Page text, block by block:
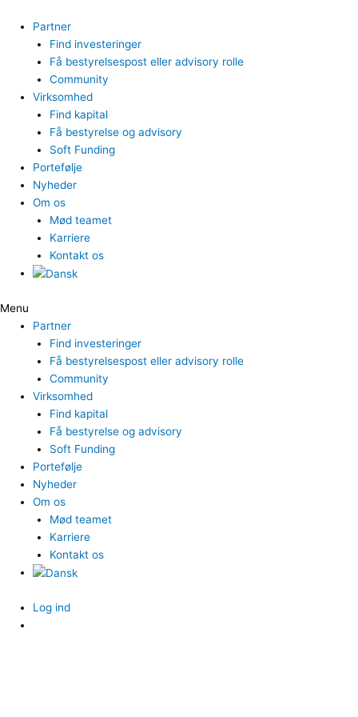
indholdet
Partner
Find investeringer
Få bestyrelsespost eller advisory rolle
Community
Virksomhed
Find kapital
Få bestyrelse og advisory
Soft Funding
Portefølje
Nyheder
Om os
Mød teamet
Karriere
Kontakt os
Menu
Partner
Find investeringer
Få bestyrelsespost eller advisory rolle
Community
Virksomhed
Find kapital
Få bestyrelse og advisory
Soft Funding
Portefølje
Nyheder
Om os
Mød teamet
Karriere
Kontakt os
Log ind